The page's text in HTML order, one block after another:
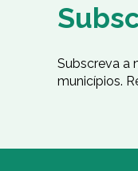
Subscreva a
municípios.